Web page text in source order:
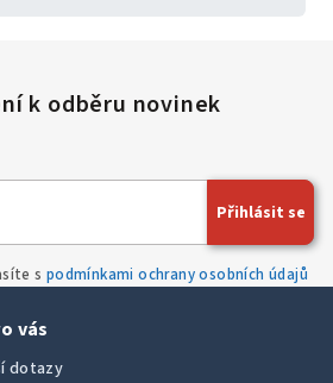
s podmínkami ochrany osobních údajů
Přihlásit se
vás
dotazy